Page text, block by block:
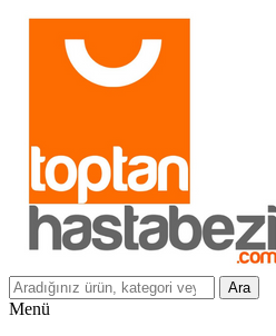
Ara
Menü